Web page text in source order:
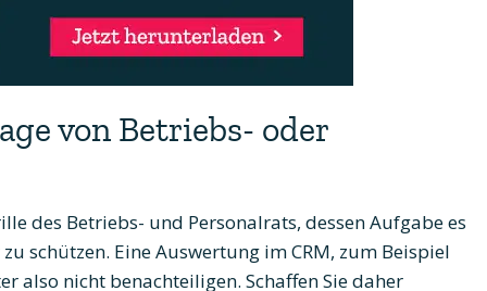
von Betriebs- oder
des Betriebs- und Personalrats, dessen Aufgabe es
schützen. Eine Auswertung im CRM, zum Beispiel
also nicht benachteiligen. Schaffen Sie daher